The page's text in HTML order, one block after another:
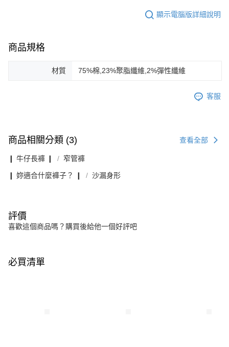
顯示電腦版詳細說明
商品規格
材質 75%棉,23%聚脂纖維,2%彈性纖維
客服
商品相關分類 (3) 查看全部
❙ 牛仔長褲 ❙ 窄管褲
❙ 妳適合什麼褲子？ ❙ 沙漏身形
評價
喜歡這個商品嗎？購買後給他一個好評吧
必買清單